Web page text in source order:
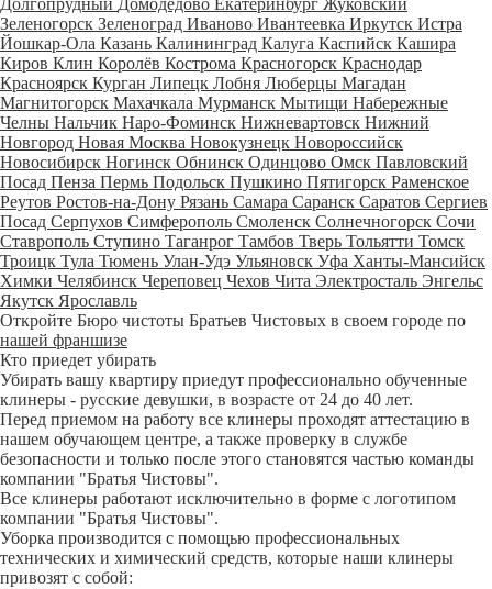
Долгопрудный Домодедово Екатеринбург Жуковский
Зеленогорск Зеленоград Иваново Ивантеевка Иркутск Истра
Йошкар-Ола Казань Калининград Калуга Каспийск Кашира
Киров Клин Королёв Кострома Красногорск Краснодар
Красноярск Курган Липецк Лобня Люберцы Магадан
Магнитогорск Махачкала Мурманск Мытищи Набережные
Челны Нальчик Наро-Фоминск Нижневартовск Нижний
Новгород Новая Москва Новокузнецк Новороссийск
Новосибирск Ногинск Обнинск Одинцово Омск Павловский
Посад Пенза Пермь Подольск Пушкино Пятигорск Раменское
Реутов Ростов-на-Дону Рязань Самара Саранск Саратов Сергиев
Посад Серпухов Симферополь Смоленск Солнечногорск Сочи
Ставрополь Ступино Таганрог Тамбов Тверь Тольятти Томск
Троицк Тула Тюмень Улан-Удэ Ульяновск Уфа Ханты-Мансийск
Химки Челябинск Череповец Чехов Чита Электросталь Энгельс
Якутск Ярославль
Откройте Бюро чистоты Братьев Чистовых в своем городе по
нашей франшизе
Кто приедет убирать
Убирать вашу квартиру приедут профессионально обученные
клинеры - русские девушки, в возрасте от 24 до 40 лет.
Перед приемом на работу все клинеры проходят аттестацию в
нашем обучающем центре, а также проверку в службе
безопасности и только после этого становятся частью команды
компании "Братья Чистовы".
Все клинеры работают исключительно в форме с логотипом
компании "Братья Чистовы".
Уборка производится с помощью профессиональных
технических и химический средств, которые наши клинеры
привозят с собой: